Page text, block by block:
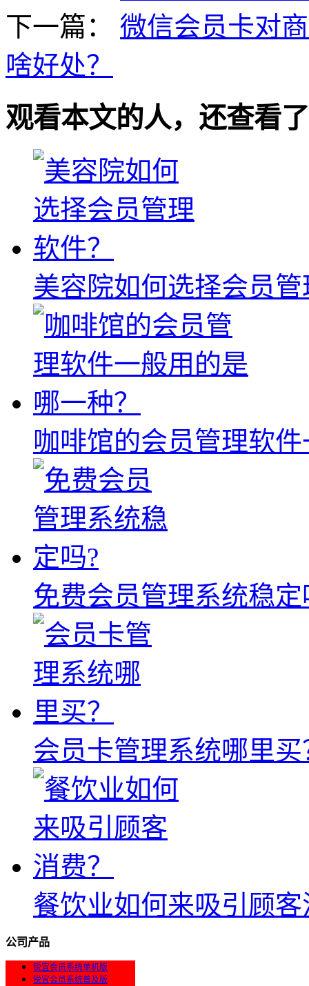
下一篇： 微信会员卡对
啥好处？
观看本文的人，还查看
美容院如何选择会员
咖啡馆的会员管理软
免费会员管理系统稳定
会员卡管理系统哪里买
餐饮业如何来吸引顾
公司产品
锐宜会员系统单机版
锐宜会员系统普及版